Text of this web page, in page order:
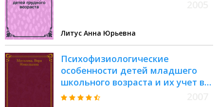
Литус Анна Юрьевна
Психофизиологические
особенности детей младшего
школьного возраста и их учет в
работе с компьютером : учебное